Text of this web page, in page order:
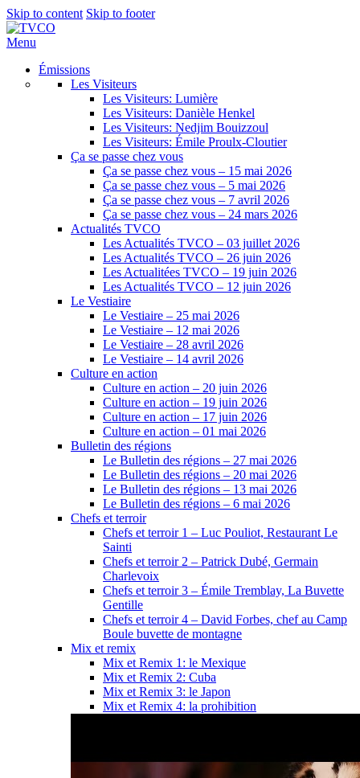
Skip to content Skip to footer
Menu
Émissions
Les Visiteurs
Les Visiteurs: Lumière
Les Visiteurs: Danièle Henkel
Les Visiteurs: Nedjim Bouizzoul
Les Visiteurs: Émile Proulx-Cloutier
Ça se passe chez vous
Ça se passe chez vous – 15 mai 2026
Ça se passe chez vous – 5 mai 2026
Ça se passe chez vous – 7 avril 2026
Ça se passe chez vous – 24 mars 2026
Actualités TVCO
Les Actualités TVCO – 03 juillet 2026
Les Actualités TVCO – 26 juin 2026
Les Actualitées TVCO – 19 juin 2026
Les Actualités TVCO – 12 juin 2026
Le Vestiaire
Le Vestiaire – 25 mai 2026
Le Vestiaire – 12 mai 2026
Le Vestiaire – 28 avril 2026
Le Vestiaire – 14 avril 2026
Culture en action
Culture en action – 20 juin 2026
Culture en action – 19 juin 2026
Culture en action – 17 juin 2026
Culture en action – 01 mai 2026
Bulletin des régions
Le Bulletin des régions – 27 mai 2026
Le Bulletin des régions – 20 mai 2026
Le Bulletin des régions – 13 mai 2026
Le Bulletin des régions – 6 mai 2026
Chefs et terroir
Chefs et terroir 1 – Luc Pouliot, Restaurant Le
Sainti
Chefs et terroir 2 – Patrick Dubé, Germain
Charlevoix
Chefs et terroir 3 – Émile Tremblay, La Buvette
Gentille
Chefs et terroir 4 – David Forbes, chef au Camp
Boule buvette de montagne
Mix et remix
Mix et Remix 1: le Mexique
Mix et Remix 2: Cuba
Mix et Remix 3: le Japon
Mix et Remix 4: la prohibition